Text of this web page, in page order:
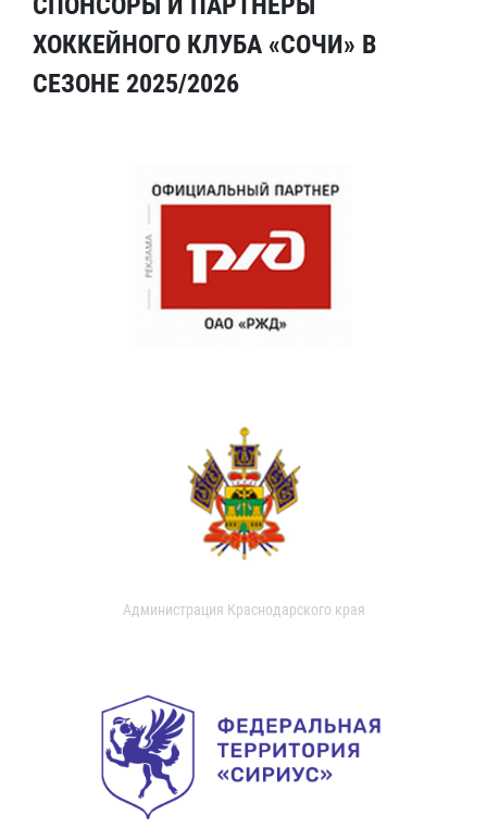
ХОККЕЙНОГО КЛУБА «СОЧИ» В
СЕЗОНЕ 2025/2026
Администрация Краснодарского края